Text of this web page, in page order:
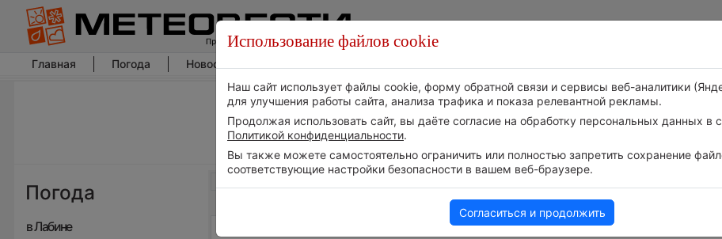
Главная Погода Новости погоды
Погода
в Лабине
Погода в Лабине сегодня
Использование файлов cookie
Наш сайт использует файлы cookie, форму обратной связи и сервисы веб-аналитики
для улучшения работы сайта, анализа трафика и показа релевантной рекламы.
Продолжая использовать сайт, вы даёте согласие на обработку персональных данных в
Политикой конфиденциальности.
Вы также можете самостоятельно ограничить или полностью запретить сохранение
соответствующие настройки безопасности в вашем веб-браузере.
Согласиться и продолжить